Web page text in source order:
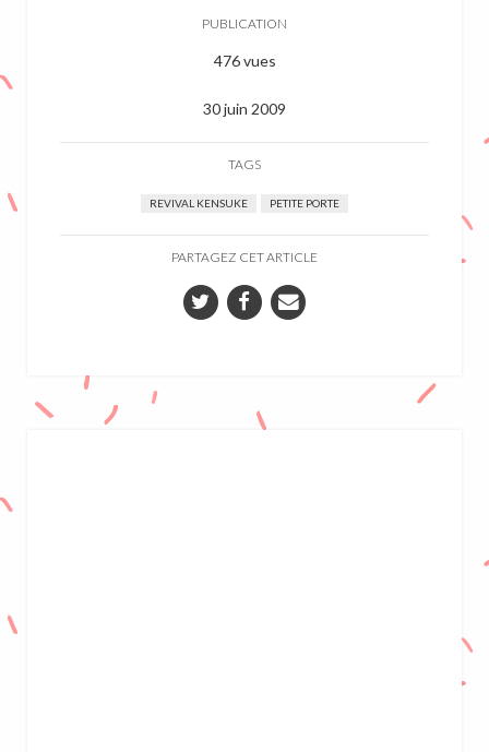
PUBLICATION
476 vues
30 juin 2009
TAGS
REVIVAL KENSUKE PETITE PORTE
PARTAGEZ CET ARTICLE